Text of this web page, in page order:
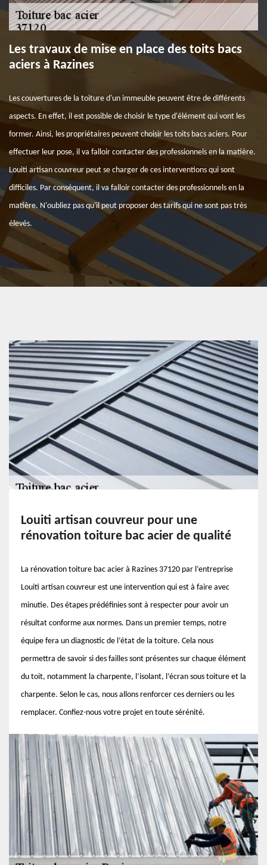
Les travaux de mise en place des toits bacs
aciers à Razines
Les couvertures de la toiture d'un immeuble peuvent être de différents
aspects. En effet, il est possible de choisir le type d'élément qui vont les
former. Ainsi, les propriétaires peuvent choisir les toits bacs aciers. Pour
effectuer leur pose, il va falloir contacter des professionnels en la matière.
Louiti artisan couvreur peut se charger de ces interventions qui sont
difficiles. Par conséquent, il va falloir contacter des professionnels en la
matière. N'oubliez pas qu'il peut proposer des tarifs qui ne sont pas très
élevés.
Louiti artisan couvreur pour une
rénovation toiture bac acier de qualité
La rénovation toiture bac acier à Razines 37120 par l’entreprise
Louiti artisan couvreur est une intervention qui est à faire avec
minutie. Des étapes prédéfinies sont à respecter pour avoir un
résultat conforme aux normes. Dans un premier temps, notre
équipe fera un diagnostic de l’état de la toiture. Cela nous
permettra de savoir si des failles sont présentes sur chaque élément
du toit, notamment la charpente, l’isolant, l’écran sous toiture et la
charpente. Selon le cas, nous allons renforcer ces derniers ou les
remplacer. Confiez-nous votre projet en toute sérénité.